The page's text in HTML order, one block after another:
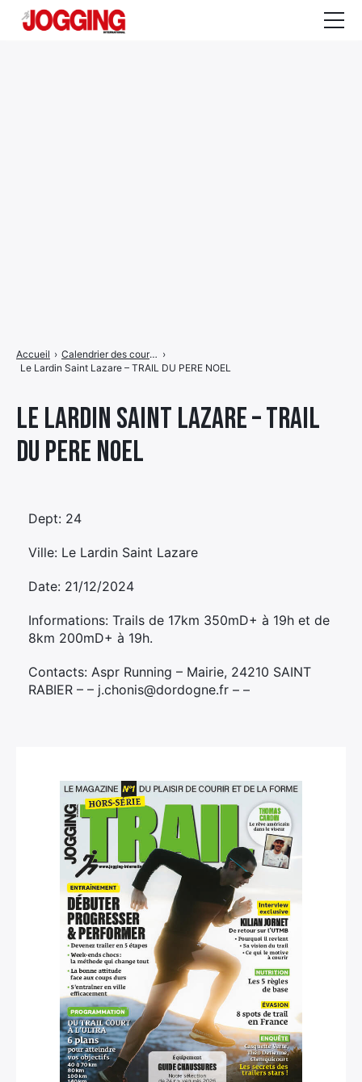
Le Lardin Saint Lazare – TRAIL
DU PERE NOEL
Accueil › Calendrier des courses ›
Le Lardin Saint Lazare – TRAIL DU PERE NOEL
Dept: 24
Ville: Le Lardin Saint Lazare
Date: 21/12/2024
Informations: Trails de 17km 350mD+ à 19h et de
8km 200mD+ à 19h.
Contacts: Aspr Running – Mairie, 24210 SAINT
RABIER – – j.chonis@dordogne.fr – –
de
menu
Élément
de
Élément
de